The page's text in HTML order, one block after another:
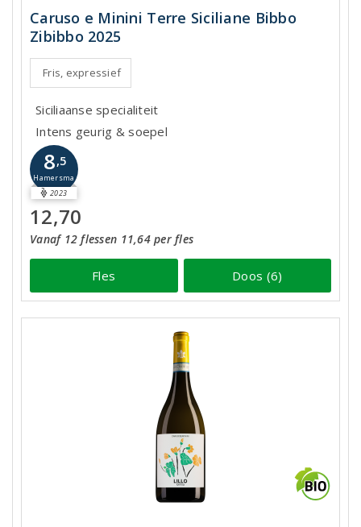
Caruso e Minini Terre Siciliane Bibbo
Zibibbo 2025
Fris, expressief
Siciliaanse specialiteit
Intens geurig & soepel
8,5
Hamersma
2023
12,70
Vanaf 12 flessen 11,64 per fles
Fles Doos (6)